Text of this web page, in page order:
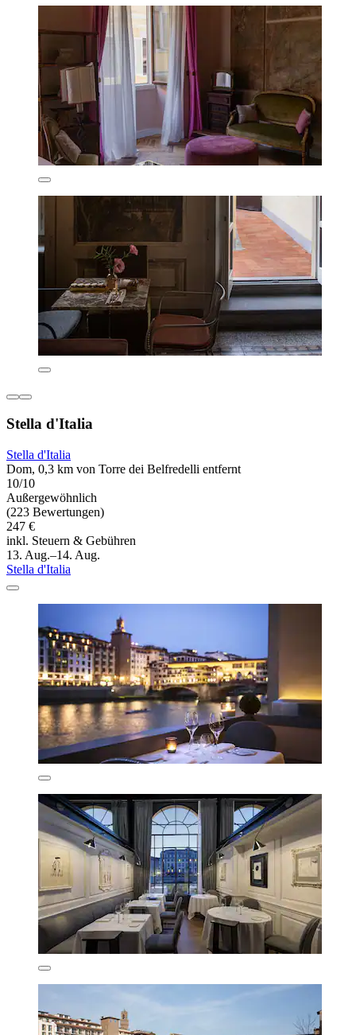
Stella d'Italia
Stella d'Italia
Dom, 0,3 km von Torre dei Belfredelli entfernt
10/10
Außergewöhnlich
(223 Bewertungen)
247 €
inkl. Steuern & Gebühren
13. Aug.–14. Aug.
Stella d'Italia